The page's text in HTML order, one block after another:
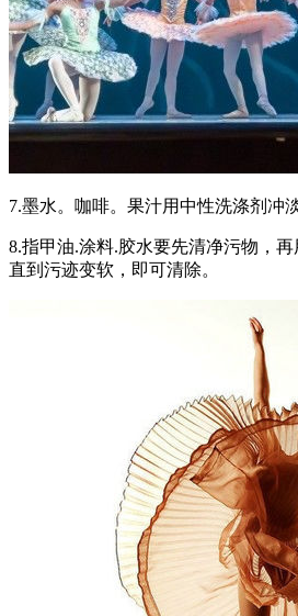
7.墨水。咖啡。果汁用中性洗涤剂冲
8.指甲油.涂料.胶水要先清净污物，再
直到污迹变软，即可清除。